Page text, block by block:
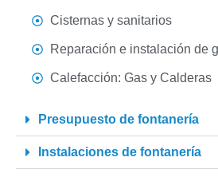
Cisternas y sanitarios
Reparación e instalación de
Calefacción: Gas y Calderas
Presupuesto de fontanería
Instalaciones de fontanería